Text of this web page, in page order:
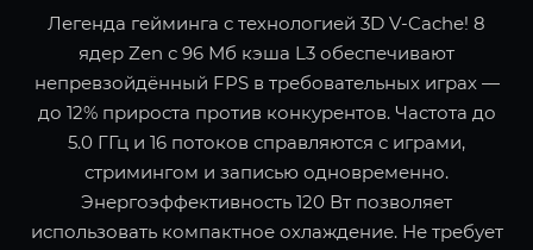
Легенда гейминга с технологией 3D V-Cache! 8
ядер Zen с 96 Мб кэша L3 обеспечивают
непревзойдённый FPS в требовательных играх —
до 12% прироста против конкурентов. Частота до
5.0 ГГц и 16 потоков справляются с играми,
стримингом и записью одновременно.
Энергоэффективность 120 Вт позволяет
использовать компактное охлаждение. Не требует